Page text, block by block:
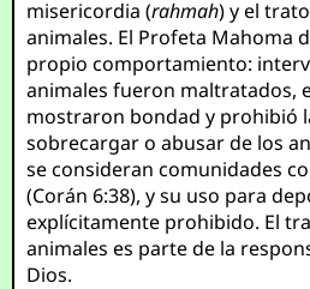
misericordia (rahmah) y el
animales. El Profeta Mahoma
propio comportamiento:
animales fueron maltratados,
mostraron bondad y prohibió
sobrecargar o abusar de los
se consideran comunidades
(Corán 6:38), y su uso para
explícitamente prohibido. El
animales es parte de la
Dios.